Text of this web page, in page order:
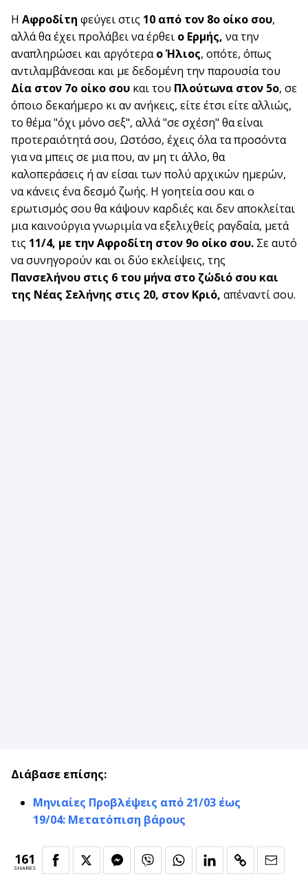
Η Αφροδίτη φεύγει στις 10 από τον 8ο οίκο σου,
αλλά θα έχει προλάβει να έρθει ο Ερμής, να την
αναπληρώσει και αργότεραο Ήλιος, οπότε, όπως
αντιλαμβάνεσαι και με δεδομένη την παρουσία του
Δία στον 7ο οίκο σου και του Πλούτωνα στον 5ο, σε
όποιο δεκαήμερο κι αν ανήκεις, είτε έτσι είτε αλλιώς,
το θέμα "όχι μόνο σεξ", αλλά "σε σχέση" θα είναι
προτεραιότητά σου, Ωστόσο, έχεις όλα τα προσόντα
για να μπεις σε μια που, αν μη τι άλλο, θα
καλοπεράσεις ή αν είσαι των πολύ αρχικών ημερών,
να κάνεις ένα δεσμό ζωής. Η γοητεία σου και ο
ερωτισμός σου θα κάψουν καρδιές και δεν αποκλείται
μια καινούργια γνωριμία να εξελιχθείς ραγδαία, μετά
τις 11/4, με την Αφροδίτη στον 9ο οίκο σου. Σε αυτό
να συνηγορούν και οι δύο εκλείψεις, της
Πανσελήνου στις 6 του μήνα στο ζώδιό σου και
της Νέας Σελήνης στις 20, στον Κριό, απέναντί σου.
Διάβασε επίσης:
Μηνιαίες Προβλέψεις από 21/03 έως
19/04: Μετατόπιση βάρους
161
SHARES